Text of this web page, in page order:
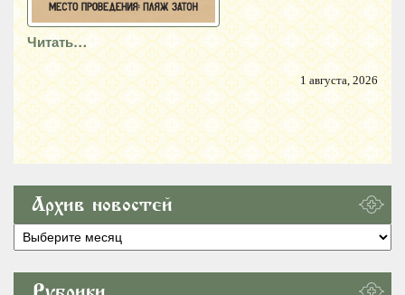
Читать…
1 августа, 2026
Архив новостей
Архив
новостей